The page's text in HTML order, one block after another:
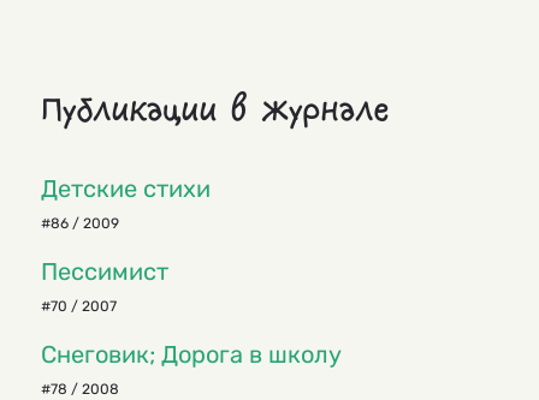
Публикации в журнале
Детские стихи
#86 / 2009
Пессимист
#70 / 2007
Снеговик; Дорога в школу
#78 / 2008